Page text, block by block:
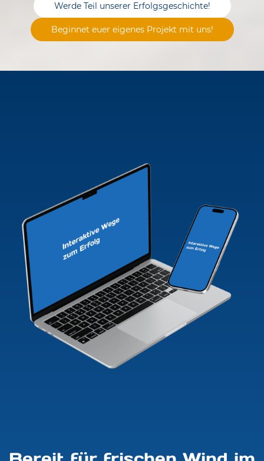
Werde Teil unserer Erfolgsgeschichte!
Beginnet euer eigenes Projekt mit uns!